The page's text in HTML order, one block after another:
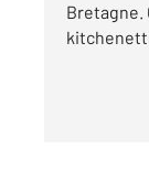
Bretagne.